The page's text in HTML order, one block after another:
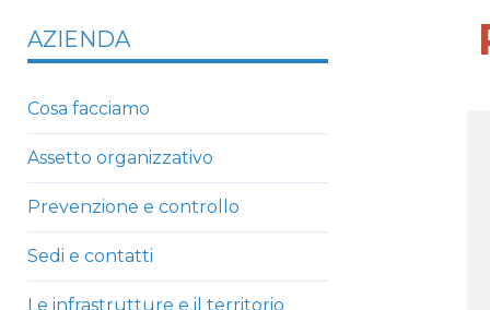
AZIENDA
Cosa facciamo
Assetto organizzativo
Prevenzione e controllo
Sedi e contatti
Le infrastrutture e il territorio